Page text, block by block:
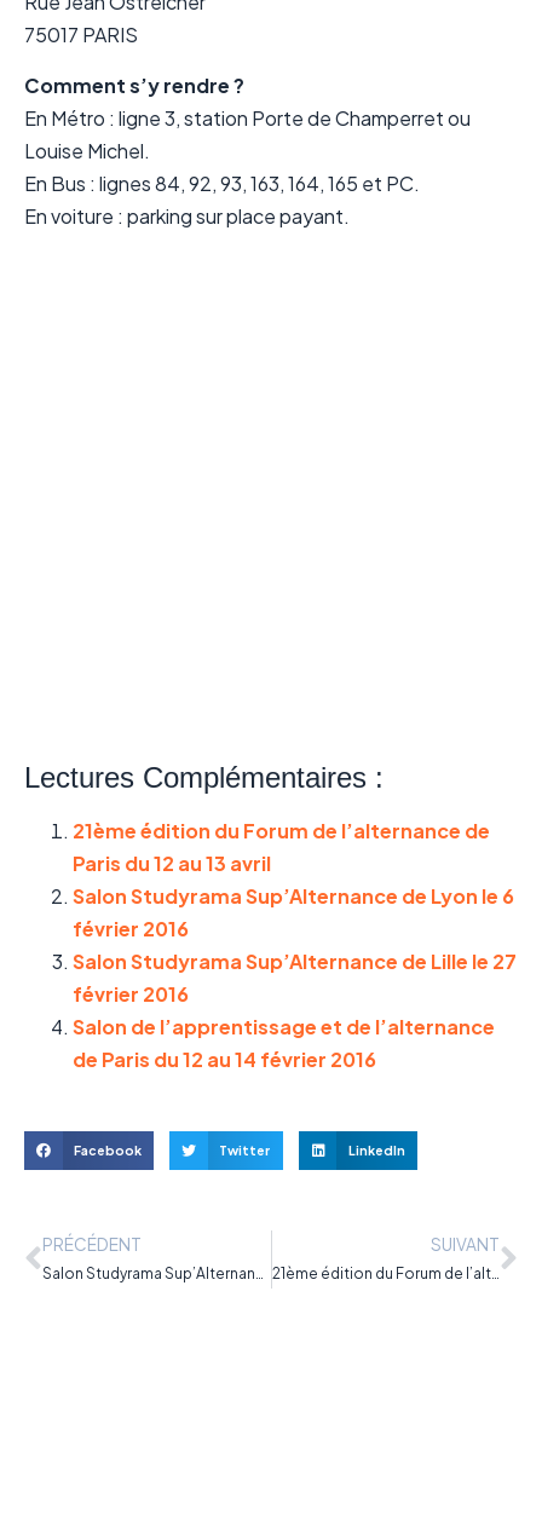
75017 PARIS
Comment s’y rendre ?
En Métro : ligne 3, station Porte de Champerret ou
Louise Michel.
En Bus : lignes 84, 92, 93, 163, 164, 165 et PC.
En voiture : parking sur place payant.
Lectures Complémentaires :
21ème édition du Forum de l’alternance de
Paris du 12 au 13 avril
Salon Studyrama Sup’Alternance de Lyon le 6
février 2016
Salon Studyrama Sup’Alternance de Lille le 27
février 2016
Salon de l’apprentissage et de l’alternance
de Paris du 12 au 14 février 2016
Facebook Twitter LinkedIn
PRÉCÉDENT SUIVANT
21ème édition du Forum de l’alternance de Paris du 12 au 13 avril